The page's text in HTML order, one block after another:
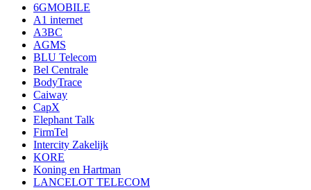
6GMOBILE
A1 internet
A3BC
AGMS
BLU Telecom
Bel Centrale
BodyTrace
Caiway
CapX
Elephant Talk
FirmTel
Intercity Zakelijk
KORE
Koning en Hartman
LANCELOT TELECOM